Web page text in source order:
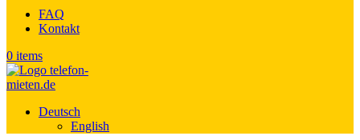
FAQ
Kontakt
0 items
Deutsch
English